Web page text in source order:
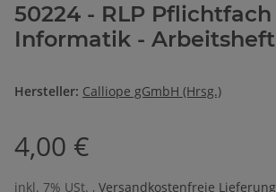
50224 - RLP Pflichtfach
Informatik - Arbeitsheft
Hersteller: Calliope gGmbH (Hrsg.)
4,00 €
inkl. 7% USt. , Versandkostenfreie Lieferung